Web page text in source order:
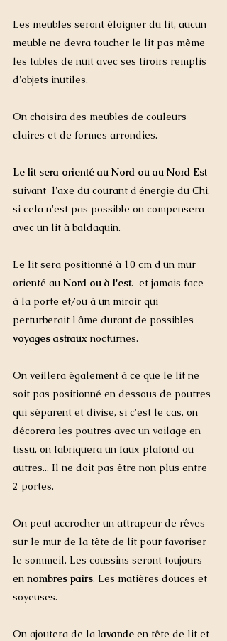
Les meubles seront éloigner du lit, aucun
meuble ne devra toucher le lit pas même
les tables de nuit avec ses tiroirs remplis
d'objets inutiles.
On choisira des meubles de couleurs
claires et de formes arrondies.
Le lit sera orienté au Nord ou au Nord Est
suivant  l'axe du courant d'énergie du Chi,
si cela n'est pas possible on compensera
avec un lit à baldaquin.
Le lit sera positionné à 10 cm d'un mur
orienté au Nord ou à l'est.  et jamais face
à la porte et/ou à un miroir qui
perturberait l'âme durant de possibles
voyages astraux nocturnes.
On veillera également à ce que le lit ne
soit pas positionné en dessous de poutres
qui séparent et divise, si c'est le cas, on
décorera les poutres avec un voilage en
tissu, on fabriquera un faux plafond ou
autres... Il ne doit pas être non plus entre
2 portes.
On peut accrocher un attrapeur de rêves
sur le mur de la tête de lit pour favoriser
le sommeil. Les coussins seront toujours
en nombres pairs. Les matières douces et
soyeuses.
On ajoutera de la lavande en tête de lit et